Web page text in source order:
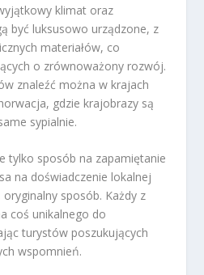
klimat oraz
być luksusowo urządzone, z
materiałów, co
o zrównoważony rozwój.
znaleźć można w krajach
gdzie krajobrazy są
sypialnie.
tylko sposób na zapamiętanie
na doświadczenie lokalnej
sposób. Każdy z
coś unikalnego do
turystów poszukujących
wspomnień.